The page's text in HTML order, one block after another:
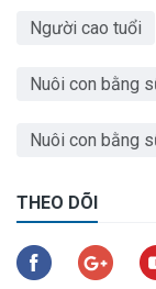
Người cao tuổi
Nuôi con bằng
Nuôi con bằng
THEO DÕI